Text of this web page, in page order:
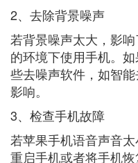
2、去除背景噪声
若背景噪声太大，影
的环境下使用手机。
些去噪声软件，如智
影响。
3、检查手机故障
若苹果手机语音声音
重启手机或者将手机